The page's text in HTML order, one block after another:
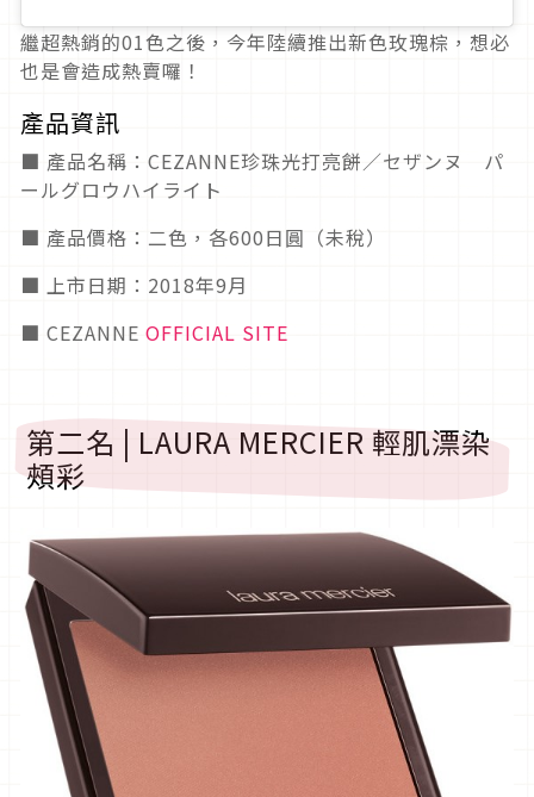
繼超熱銷的01色之後，今年陸續推出新色玫瑰棕，想必
也是會造成熱賣囉！
產品資訊
■ 產品名稱：CEZANNE珍珠光打亮餅／セザンヌ パ
ールグロウハイライト
■ 產品價格：二色，各600日圓（未稅）
■ 上市日期：2018年9月
■ CEZANNE OFFICIAL SITE
第二名 | LAURA MERCIER 輕肌漂染
頰彩